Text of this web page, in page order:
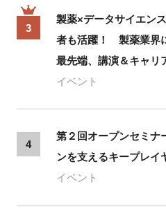
3
製薬×データサイエン
者も活躍！ 製薬業界
最先端、講演＆キャリ
イベント
4
第２回オープンセミナ
ンを支えるキープレイ
イベント